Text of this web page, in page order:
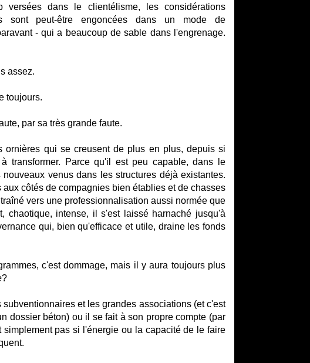
versées dans le clientélisme, les considérations
sont peut-être engoncées dans un mode de
- qui a beaucoup de sable dans l'engrenage.
assez.
toujours.
par sa très grande faute.
qui se creusent de plus en plus, depuis si
transformer. Parce qu'il est peu capable, dans le
venus dans les structures déjà existantes.
côtés de compagnies bien établies et de chasses
vers une professionnalisation aussi normée que
chaotique, intense, il s'est laissé harnaché jusqu'à
qui, bien qu'efficace et utile, draine les fonds
c'est dommage, mais il y aura toujours plus
?
et les grandes associations (et c'est
dossier béton) ou il se fait à son propre compte (par
pas si l'énergie ou la capacité de le faire